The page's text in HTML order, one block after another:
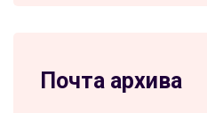
Почта архива